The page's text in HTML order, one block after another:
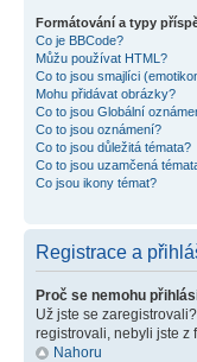
Formátování a typy
Co je BBCode?
Můžu používat HTML?
Co to jsou smajlíci
Mohu přidávat obrázky?
Co to jsou Globální
Co to jsou oznámení?
Co to jsou důležitá témata?
Co to jsou uzamčená
Co jsou ikony témat?
Registrace a
Proč se nemohu
Už jste se
registrovali, nebyli jste z
Nahoru